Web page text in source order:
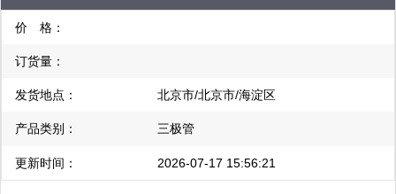
次26+
价 格：
订货量：
发货地点： 北京市/北京市/海淀区
产品类别： 三极管
更新时间： 2026-07-17 15:56:21